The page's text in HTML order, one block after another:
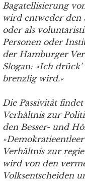
Bagatellisierung
wird entweder den
oder als
Personen oder
der Hamburger
Slogan: »Ich
brenzlig wird.«
Die Passivität
Verhältnis zur
den Besser- und
Verhältnis zur
wird von den
Volksentscheiden